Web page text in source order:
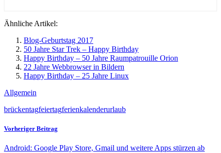
Ähnliche Artikel:
Blog-Geburtstag 2017
50 Jahre Star Trek – Happy Birthday
Happy Birthday – 50 Jahre Raumpatrouille Orion
22 Jahre Webbrowser in Bildern
Happy Birthday – 25 Jahre Linux
Allgemein
brückentagfeiertagferienkalenderurlaub
Vorheriger Beitrag
Android: Google Play Store, Gmail und weitere Apps stürzen ab